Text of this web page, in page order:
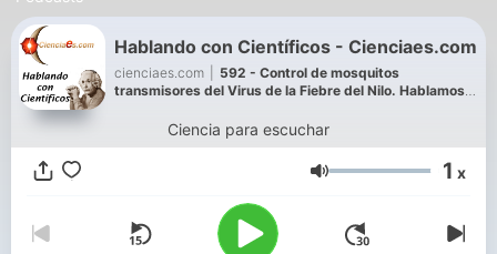
Hablando con Científicos - Cienciaes.com
cienciaes.com
592 - Control de mosquitos
transmisores del Virus de la Fiebre del Nilo. Hablamos
Ciencia para escuchar
Volumen 1 x